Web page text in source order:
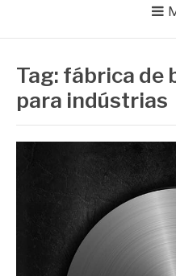
Tag: fábrica de
para indústrias